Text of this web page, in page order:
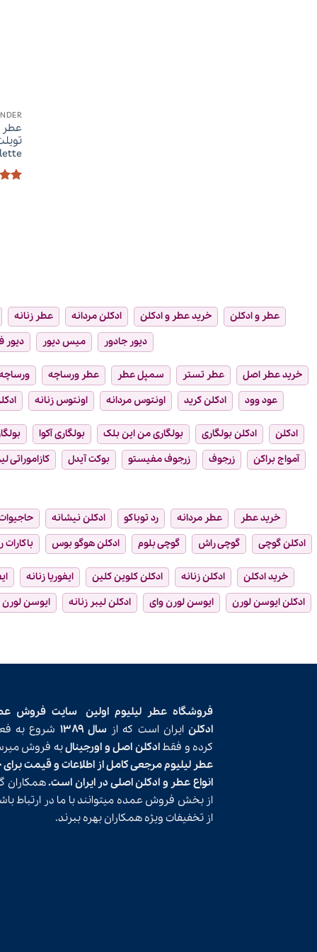
عطر
عطر و ادکلن خرید عطر و ادکلن ادکلن مردانه عطر زنانه
دیور جادور
میس دیور دیور
خرید عطر اصل عطر تستر سمپل عطر عطر ورساچه
عود وود
ادکلن کرید اونتوس مردانه اونتوس زنانه
ادکلن ادکلن بولگاری بولگاری من این بلک بولگاری آکوا
آمواج براکن
زرجوف زرجوف مفیستو بوکت آیدل کازاموراتی
خرید عطر عطر مردانه رد توباکو ادکلن نیشانه
ادکلن گوچی
گوچی راش گوچی بلوم ادکلن هوگو بوس باکارات
خرید ادکلن ادکلن زنانه ادکلن کلوین کلین ایفوریا زنانه
ادکلن ایوسن لورن
ایوسن لورن وای ادکلن لیبر زنانه ایوسن لورن
فروشگاه عطر لیلیوم اولین
سایت فروش
ادکلنایران است که از سال ۱۳۸۹
شروع به
کرده و فقطادکلن اصل و اورجینالبه فروش
عطر لیلیوم مرجعی کامل از اطلاعات و قیمت برای
انواع عطر و ادکلن اصلی در ایران است.همکاران
از بخش فروش عمده میتوانند با ما در ارتباط
از تخفیفات ویژه همکاران بهره ببرند.